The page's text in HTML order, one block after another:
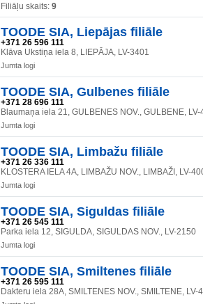
Filiāļu skaits: 9
TOODE SIA, Liepājas filiāle
+371 26 596 111
Klāva Ukstiņa iela 8, LIEPĀJA, LV-3401
Jumta logi
TOODE SIA, Gulbenes filiāle
+371 28 696 111
Blaumaņa iela 21, GULBENES NOV., GULBENE, LV-
Jumta logi
TOODE SIA, Limbažu filiāle
+371 26 336 111
KLOSTERA IELA 4A, LIMBAŽU NOV., LIMBAŽI, LV-
Jumta logi
TOODE SIA, Siguldas filiāle
+371 26 545 111
Parka iela 12, SIGULDA, SIGULDAS NOV., LV-2150
Jumta logi
TOODE SIA, Smiltenes filiāle
+371 26 595 111
Dakteru iela 28A, SMILTENES NOV., SMILTENE, LV-